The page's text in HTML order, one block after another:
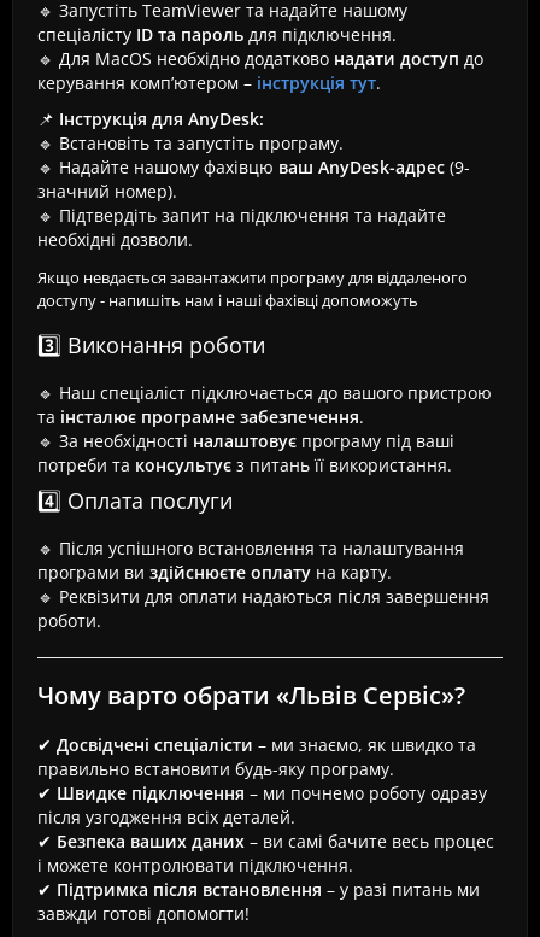
🔹 Запустіть TeamViewer та надайте нашому
спеціалісту ID та пароль для підключення.
🔹 Для MacOS необхідно додатково надати доступ до
керування комп’ютером – інструкція тут.
📌 Інструкція для AnyDesk:
🔹 Встановіть та запустіть програму.
🔹 Надайте нашому фахівцю ваш AnyDesk-адрес (9-
значний номер).
🔹 Підтвердіть запит на підключення та надайте
необхідні дозволи.
Якщо невдається завантажити програму для віддаленого
доступу - напишіть нам і наші фахівці допоможуть
3️⃣ Виконання роботи
🔹 Наш спеціаліст підключається до вашого пристрою
та інсталює програмне забезпечення.
🔹 За необхідності налаштовує програму під ваші
потреби та консультує з питань її використання.
4️⃣ Оплата послуги
🔹 Після успішного встановлення та налаштування
програми ви здійснюєте оплату на карту.
🔹 Реквізити для оплати надаються після завершення
роботи.
Чому варто обрати «Львів Сервіс»?
✔ Досвідчені спеціалісти – ми знаємо, як швидко та
правильно встановити будь-яку програму.
✔ Швидке підключення – ми почнемо роботу одразу
після узгодження всіх деталей.
✔ Безпека ваших даних – ви самі бачите весь процес
і можете контролювати підключення.
✔ Підтримка після встановлення – у разі питань ми
завжди готові допомогти!